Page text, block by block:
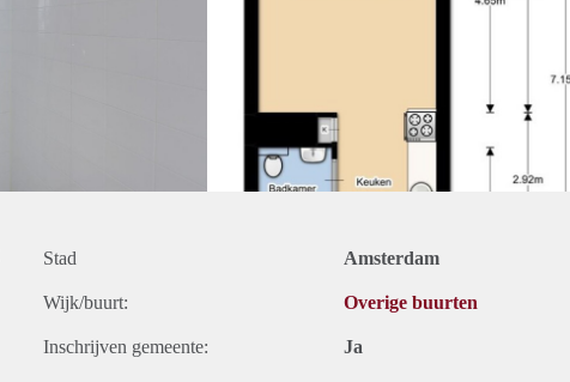
Stad Amsterdam
Wijk/buurt: Overige buurten
Inschrijven gemeente: Ja